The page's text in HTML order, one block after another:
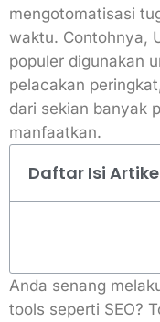
mengotomatisasi
waktu. Contohnya,
populer digunakan
pelacakan
dari sekian banyak
manfaatkan.
Daftar Isi
Anda senang
tools seperti SEO?